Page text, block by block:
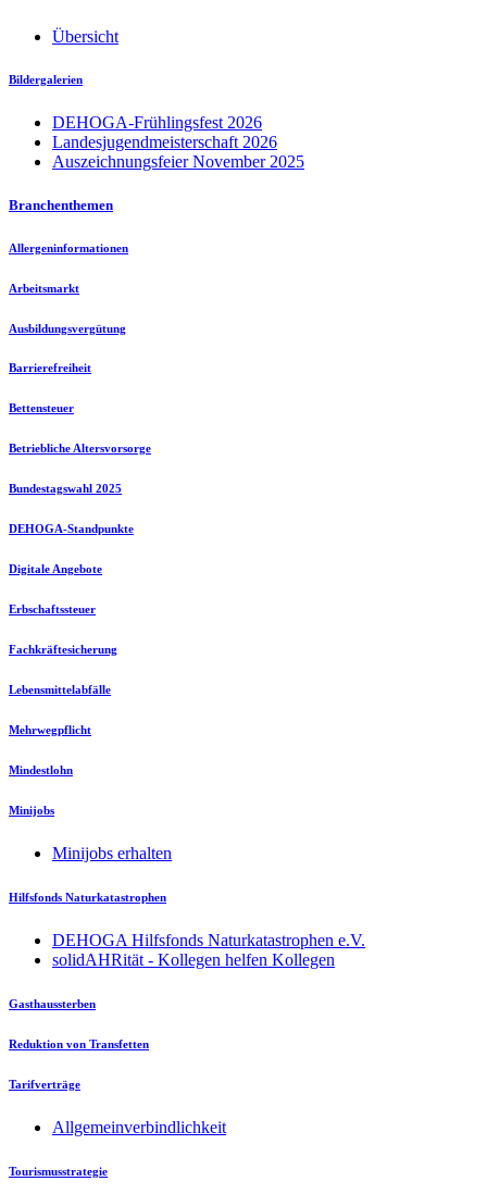
Übersicht
Bildergalerien
DEHOGA-Frühlingsfest 2026
Landesjugendmeisterschaft 2026
Auszeichnungsfeier November 2025
Branchenthemen
Allergeninformationen
Arbeitsmarkt
Ausbildungsvergütung
Barrierefreiheit
Bettensteuer
Betriebliche Altersvorsorge
Bundestagswahl 2025
DEHOGA-Standpunkte
Digitale Angebote
Erbschaftssteuer
Fachkräftesicherung
Lebensmittelabfälle
Mehrwegpflicht
Mindestlohn
Minijobs
Minijobs erhalten
Hilfsfonds Naturkatastrophen
DEHOGA Hilfsfonds Naturkatastrophen e.V.
solidAHRität - Kollegen helfen Kollegen
Gasthaussterben
Reduktion von Transfetten
Tarifverträge
Allgemeinverbindlichkeit
Tourismusstrategie